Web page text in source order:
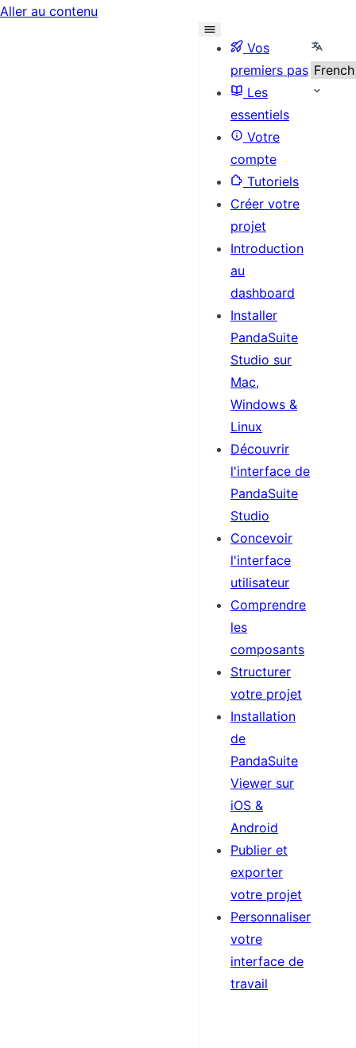
Aller au contenu
Vos
premiers pas
Les
essentiels
Votre
compte
Tutoriels
Créer votre
projet
Introduction
au
dashboard
Installer
PandaSuite
Studio sur
Mac,
Windows &
Linux
Découvrir
l'interface de
PandaSuite
Studio
Concevoir
l'interface
utilisateur
Comprendre
les
composants
Structurer
votre projet
Installation
de
PandaSuite
Viewer sur
iOS &
Android
Publier et
exporter
votre projet
Personnaliser
votre
interface de
travail